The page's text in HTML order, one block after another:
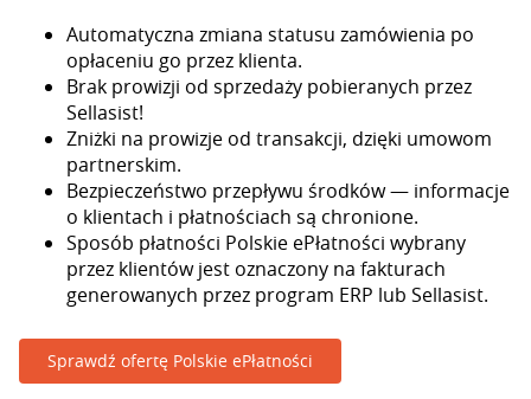
Automatyczna zmiana statusu zamówienia po
opłaceniu go przez klienta.
Brak prowizji od sprzedaży pobieranych przez
Sellasist!
Zniżki na prowizje od transakcji, dzięki umowom
partnerskim.
Bezpieczeństwo przepływu środków — informacje
o klientach i płatnościach są chronione.
Sposób płatności Polskie ePłatności wybrany
przez klientów jest oznaczony na fakturach
generowanych przez program ERP lub Sellasist.
Sprawdź ofertę Polskie ePłatności